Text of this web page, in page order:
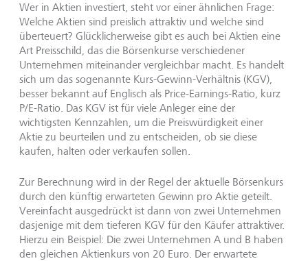
Wer in Aktien investiert, steht vor einer ähnlichen Frage:
Welche Aktien sind preislich attraktiv und welche sind
überteuert? Glücklicherweise gibt es auch bei Aktien eine
Art Preisschild, das die Börsenkurse verschiedener
Unternehmen miteinander vergleichbar macht. Es handelt
sich um das sogenannte Kurs-Gewinn-Verhältnis (KGV),
besser bekannt auf Englisch als Price-Earnings-Ratio, kurz
P/E-Ratio. Das KGV ist für viele Anleger eine der
wichtigsten Kennzahlen, um die Preiswürdigkeit einer
Aktie zu beurteilen und zu entscheiden, ob sie diese
kaufen, halten oder verkaufen sollen.
Zur Berechnung wird in der Regel der aktuelle Börsenkurs
durch den künftig erwarteten Gewinn pro Aktie geteilt.
Vereinfacht ausgedrückt ist dann von zwei Unternehmen
dasjenige mit dem tieferen KGV für den Käufer attraktiver.
Hierzu ein Beispiel: Die zwei Unternehmen A und B haben
den gleichen Aktienkurs von 20 Euro. Der erwartete